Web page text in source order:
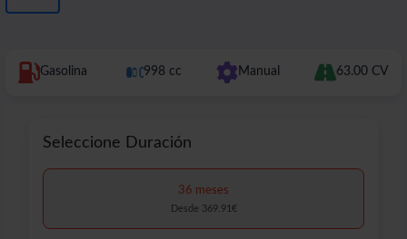
Gasolina 998 cc Manual 63.00 CV
Seleccione Duración
36 meses
Desde 369.91€